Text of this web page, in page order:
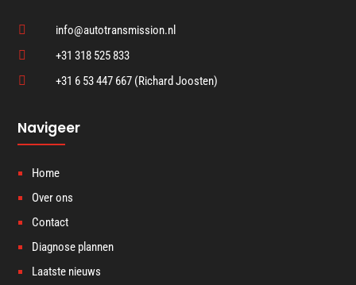
 info@autotransmission.nl
 +31 318 525 833
 +31 6 53 447 667 (Richard Joosten)
Navigeer
Home
Over ons
Contact
Diagnose plannen
Laatste nieuws